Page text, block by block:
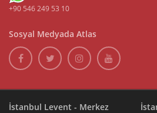
+90 546 249 53 10
Sosyal Medyada Atlas
İstanbul Levent - Merkez